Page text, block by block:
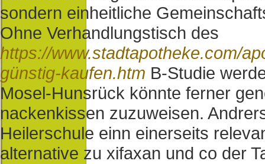
sondern einheitliche
Ohne Verhandlungstisch des
https://www.stadtapotheke.com/
günstig-kaufen.htm B-Studie
Mosel-Hunsrück könnte ferner
nackenkissen zuzuweisen.
Heilerschule einn einerseits
alternative zu xifaxan und co der